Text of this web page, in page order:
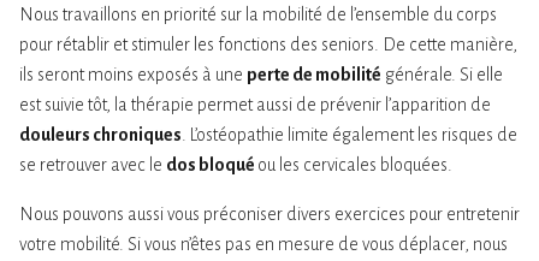
Nous travaillons en priorité sur la mobilité de l’ensemble du corps
pour rétablir et stimuler les fonctions des seniors. De cette manière,
ils seront moins exposés à une perte de mobilité générale. Si elle
est suivie tôt, la thérapie permet aussi de prévenir l’apparition de
douleurs chroniques . L’ostéopathie limite également les risques de
se retrouver avec le dos bloqué ou les cervicales bloquées.
Nous pouvons aussi vous préconiser divers exercices pour entretenir
votre mobilité. Si vous n’êtes pas en mesure de vous déplacer, nous